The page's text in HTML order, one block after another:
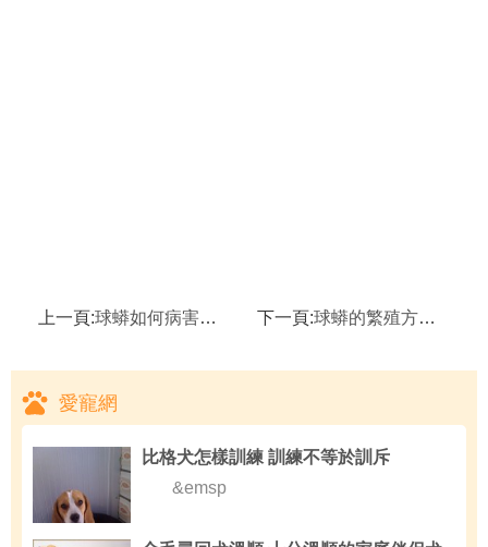
上一頁:球蟒如何病害防治？ 下一頁:球蟒的繁殖方式是怎樣的？
愛寵網
比格犬怎樣訓練 訓練不等於訓斥
&emsp